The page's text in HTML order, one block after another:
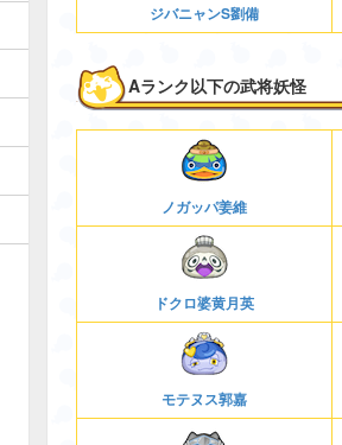
ジバニャンS劉備
Aランク以下の武将妖怪
ノガッパ姜維
ドクロ婆黄月英
モテヌス郭嘉